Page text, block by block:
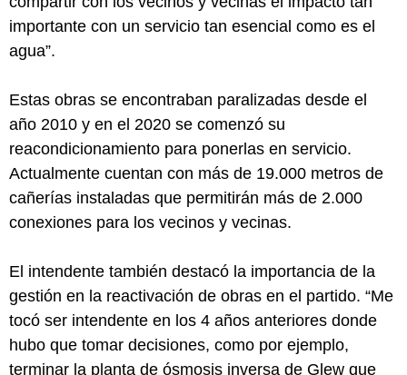
importante con un servicio tan esencial como es el
agua”.
Estas obras se encontraban paralizadas desde el
año 2010 y en el 2020 se comenzó su
reacondicionamiento para ponerlas en servicio.
Actualmente cuentan con más de 19.000 metros de
cañerías instaladas que permitirán más de 2.000
conexiones para los vecinos y vecinas.
El intendente también destacó la importancia de la
gestión en la reactivación de obras en el partido. “Me
tocó ser intendente en los 4 años anteriores donde
hubo que tomar decisiones, como por ejemplo,
terminar la planta de ósmosis inversa de Glew que